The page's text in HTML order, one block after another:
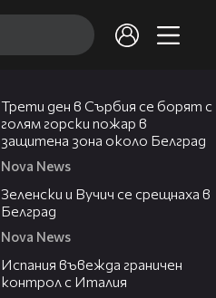
Трети ден в Сърбия се борят с
голям горски пожар в
защитена зона около Белград
Nova News
Зеленски и Вучич се срещнаха в
Белград
Nova News
Испания въвежда граничен
контрол с Италия